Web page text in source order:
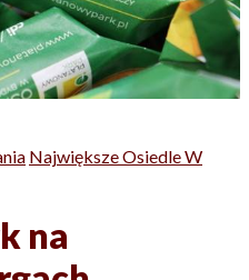
Największe Osiedle W
na